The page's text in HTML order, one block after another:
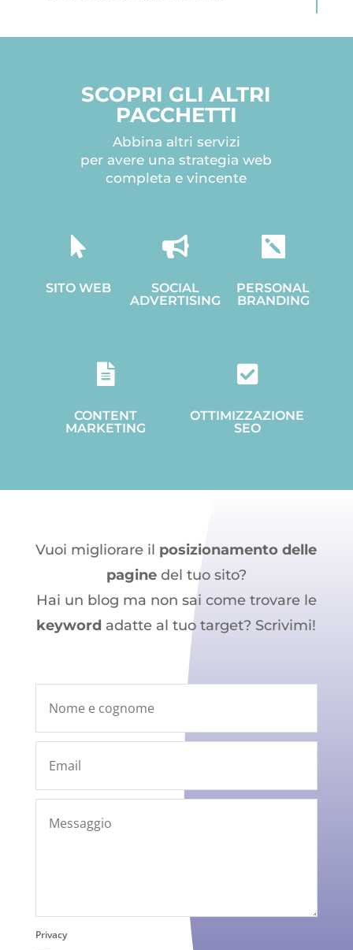
SCOPRI GLI ALTRI
PACCHETTI
Abbina altri servizi
per avere una strategia web
completa e vincente

SITO WEB

SOCIAL
ADVERTISING

PERSONAL
BRANDING

CONTENT
MARKETING

OTTIMIZZAZIONE
SEO
Vuoi migliorare il posizionamento delle
pagine del tuo sito?
Hai un blog ma non sai come trovare le
keyword adatte al tuo target? Scrivimi!
Privacy